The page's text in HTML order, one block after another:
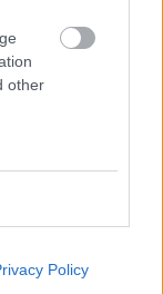
other
Policy